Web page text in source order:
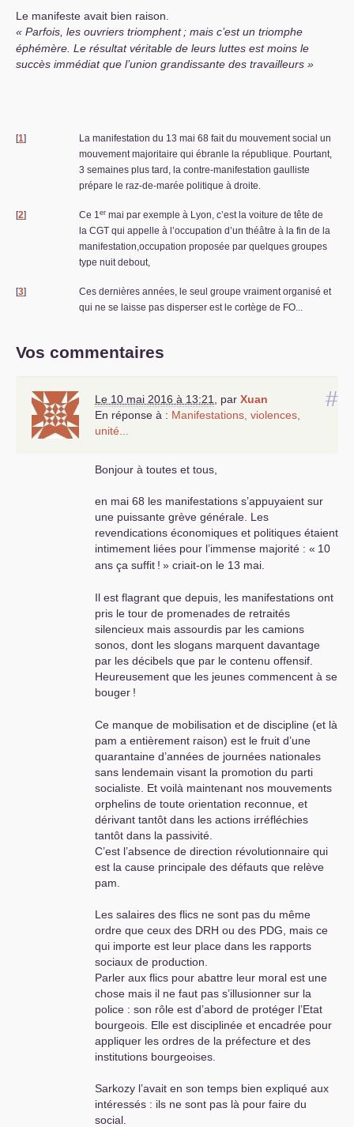
Le manifeste avait bien raison.
Parfois, les ouvriers triomphent ; mais c’est un triomphe
éphémère. Le résultat véritable de leurs luttes est moins le
succès immédiat que l’union grandissante des travailleurs
[1]
La manifestation du 13 mai 68 fait du mouvement social un
mouvement majoritaire qui ébranle la république. Pourtant,
3 semaines plus tard, la contre-manifestation gaulliste
prépare le raz-de-marée politique à droite.
[2] Ce 1er mai par exemple à Lyon, c’est la voiture de tête de
la CGT qui appelle à l’occupation d’un théâtre à la fin de la
manifestation,occupation proposée par quelques groupes
type nuit debout,
[3]
Ces dernières années, le seul groupe vraiment organisé et
qui ne se laisse pas disperser est le cortège de FO...
Vos commentaires
#
Le 10 mai 2016 à 13:21 par Xuan
En réponse à : Manifestations, violences,
unité...
Bonjour à toutes et tous,
en mai 68 les manifestations s’appuyaient sur
une puissante grève générale. Les
revendications économiques et politiques étaient
intimement liées pour l’immense majorité : « 10
ans ça suffit ! » criait-on le 13 mai.
Il est flagrant que depuis, les manifestations ont
pris le tour de promenades de retraités
silencieux mais assourdis par les camions
sonos, dont les slogans marquent davantage
par les décibels que par le contenu offensif.
Heureusement que les jeunes commencent à se
bouger !
Ce manque de mobilisation et de discipline (et là
pam a entièrement raison) est le fruit d’une
quarantaine d’années de journées nationales
sans lendemain visant la promotion du parti
socialiste. Et voilà maintenant nos mouvements
orphelins de toute orientation reconnue, et
dérivant tantôt dans les actions irréfléchies
tantôt dans la passivité.
C’est l’absence de direction révolutionnaire qui
est la cause principale des défauts que relève
pam.
Les salaires des flics ne sont pas du même
ordre que ceux des DRH ou des PDG , mais ce
qui importe est leur place dans les rapports
sociaux de production.
Parler aux flics pour abattre leur moral est une
chose mais il ne faut pas s’illusionner sur la
police : son rôle est d’abord de protéger l’Etat
bourgeois. Elle est disciplinée et encadrée pour
appliquer les ordres de la préfecture et des
institutions bourgeoises.
Sarkozy l’avait en son temps bien expliqué aux
intéressés : ils ne sont pas là pour faire du
social.